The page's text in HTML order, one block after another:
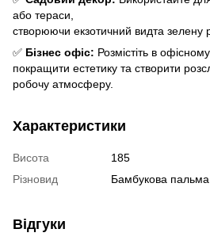
або тераси,
створюючи екзотичний видта зелену
✅ Бізнес офіс: Розмістіть в
покращити естетику та створити
робочу атмосферу.
Характеристики
Висота
185
Різновид
Бамбукова пальма
Відгуки